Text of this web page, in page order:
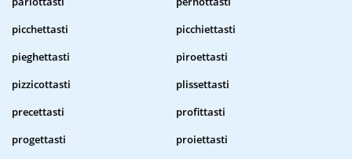
picchettasti
picchiettasti
pieghettasti
piroettasti
pizzicottasti
plissettasti
precettasti
profittasti
progettasti
proiettasti